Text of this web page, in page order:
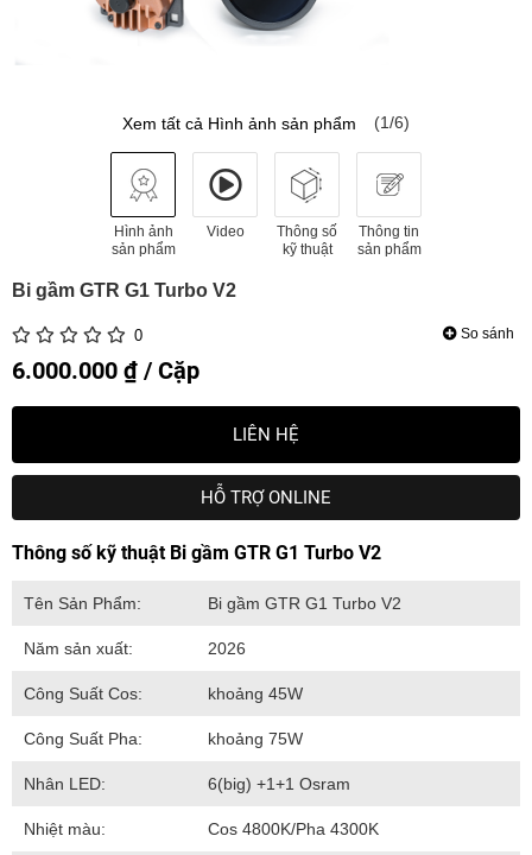
Xem tất cả Hình ảnh sản phẩm (1/6)
Hình ảnh
sản phẩm
Video
Thông số
kỹ thuật
Thông tin
sản phẩm
Bi gầm GTR G1 Turbo V2
0 So sánh
6.000.000 ₫ / Cặp
LIÊN HỆ
HỖ TRỢ ONLINE
Thông số kỹ thuật Bi gầm GTR G1 Turbo V2
Tên Sản Phẩm: Bi gầm GTR G1 Turbo V2
Năm sản xuất: 2026
Công Suất Cos: khoảng 45W
Công Suất Pha: khoảng 75W
Nhân LED: 6(big) +1+1 Osram
Nhiệt màu: Cos 4800K/Pha 4300K